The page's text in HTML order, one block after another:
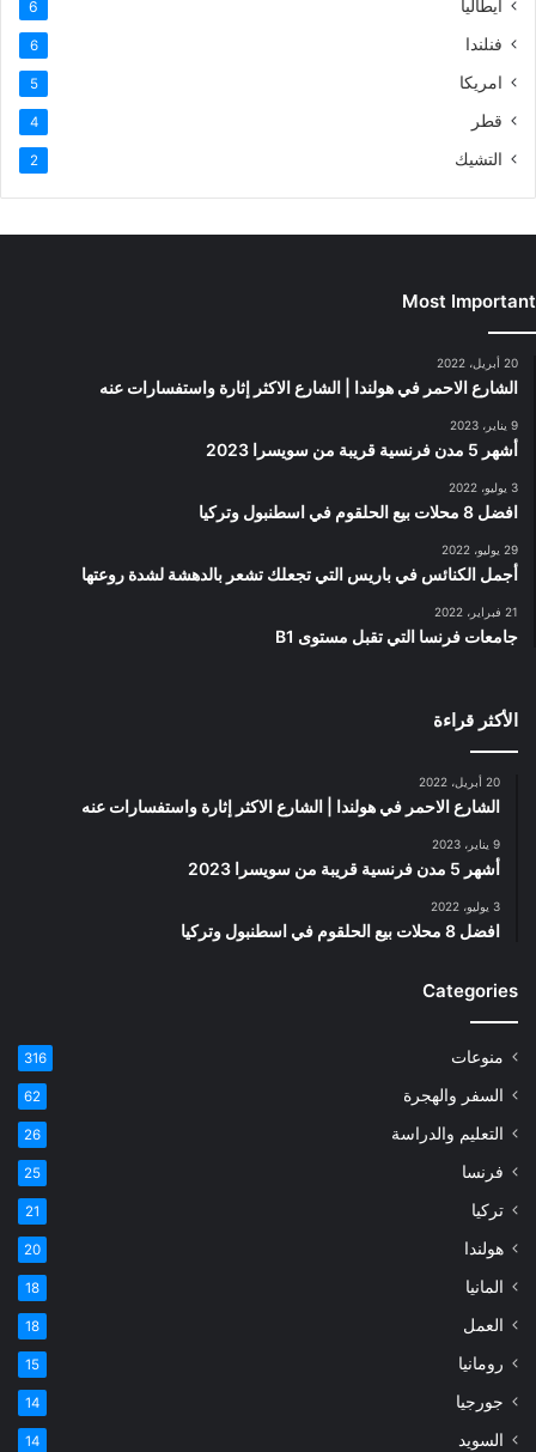
ايطاليا 6
فنلندا 6
امريكا 5
قطر 4
التشيك 2
Most Important
20 أبريل، 2022
الشارع الاحمر في هولندا | الشارع الاكثر إثارة واستفسارات عنه
9 يناير، 2023
أشهر 5 مدن فرنسية قريبة من سويسرا 2023
3 يوليو، 2022
افضل 8 محلات بيع الحلقوم في اسطنبول وتركيا
29 يوليو، 2022
أجمل الكنائس في باريس التي تجعلك تشعر بالدهشة لشدة روعتها
21 فبراير، 2022
جامعات فرنسا التي تقبل مستوى B1
الأكثر قراءة
20 أبريل، 2022
الشارع الاحمر في هولندا | الشارع الاكثر إثارة واستفسارات عنه
9 يناير، 2023
أشهر 5 مدن فرنسية قريبة من سويسرا 2023
3 يوليو، 2022
افضل 8 محلات بيع الحلقوم في اسطنبول وتركيا
Categories
منوعات 316
السفر والهجرة 62
التعليم والدراسة 26
فرنسا 25
تركيا 21
هولندا 20
المانيا 18
العمل 18
رومانيا 15
جورجيا 14
السويد 14